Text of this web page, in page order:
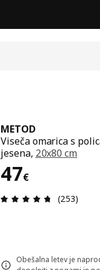
METOD
Viseča omarica s
jesena, 20x80 cm
47€
Cena 47€
Ocena
(253)
Obešalna letev je